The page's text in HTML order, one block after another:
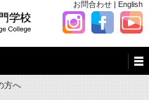
お問合わせ | English
方へ